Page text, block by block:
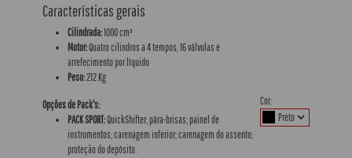
Características gerais
Cilindrada:1000 cm³
Motor:Quatro cilindros a 4 tempos, 16 válvulas e
arrefecimento por líquido
Peso:212 Kg
Opções de Pack's:
PACK SPORT:QuickShifter; pára-brisas; painel de
instrumentos; carenagem inferior; carenagem do assento;
proteção do depósito.
Cor: